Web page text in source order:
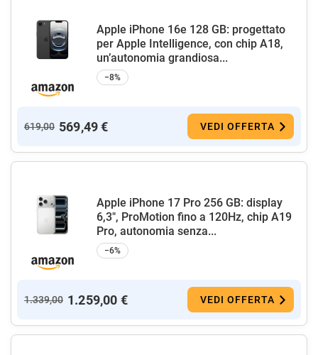
Apple iPhone 16e 128 GB: progettato
per Apple Intelligence, con chip A18,
un’autonomia grandiosa...
−8%
619,00 569,49 € VEDI OFFERTA
Apple iPhone 17 Pro 256 GB: display
6,3", ProMotion fino a 120Hz, chip A19
Pro, autonomia senza...
−6%
1.339,00 1.259,00 € VEDI OFFERTA